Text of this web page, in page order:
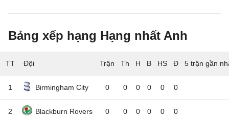
Bảng xếp hạng Hạng nhất Anh
TT Đội 5 trận gần
1 Birmingham City 0 0 0 0 0 0
2 Blackburn Rovers 0 0 0 0 0 0